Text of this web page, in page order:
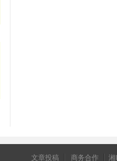
文章投稿 商务合作 湘